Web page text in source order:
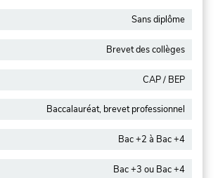
Sans diplôme
Brevet des collèges
CAP / BEP
Baccalauréat, brevet professionnel
Bac +2 à Bac +4
Bac +3 ou Bac +4